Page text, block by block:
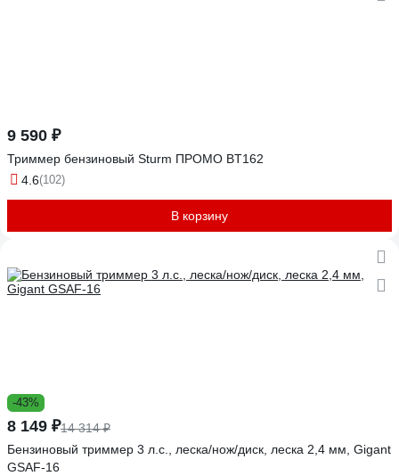
9 590 ₽
Триммер бензиновый Sturm ПРОМО BT162
4.6(102)
В корзину
-43%
8 149 ₽14 314 ₽
Бензиновый триммер 3 л.с., леска/нож/диск, леска 2,4 мм, Gigant
GSAF-16